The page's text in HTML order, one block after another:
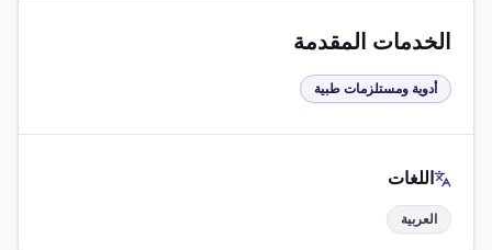
الخدمات المقدمة
أدوية ومستلزمات طبية
اللغات
العربية